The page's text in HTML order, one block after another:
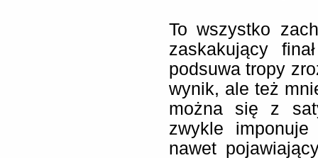
To wszystko
zaskakujący
podsuwa tropy
wynik, ale też
można się z
zwykle
nawet